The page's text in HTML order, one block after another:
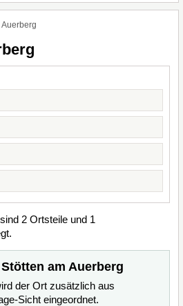
2 Ortsteile und 1
am Auerberg
der Ort zusätzlich aus
Sicht eingeordnet.